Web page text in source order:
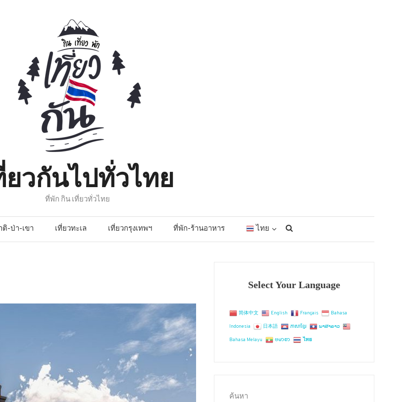
ยวกันไปทั่วไทย
ที่พัก กิน เที่ยวทั่วไทย
ติ-ป่า-เขา เที่ยวทะเล เที่ยวกรุงเทพฯ ที่พัก-ร้านอาหาร ไทย
Select Your Language
简体中文 English Français Bahasa
Indonesia 日本語 ភាសាខ្មែរ ພາສາລາວ
Bahasa Melayu ဗမာစာ ไทย
ค้นหา